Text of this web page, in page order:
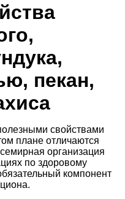
пекан,
свойствами
плане отличаются
организация
по здоровому
компонент